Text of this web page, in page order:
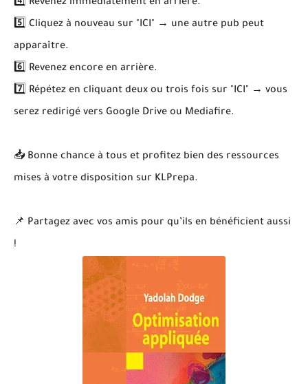
4️⃣ Revenez immédiatement en arrière.
5️⃣ Cliquez à nouveau sur "ICI" → une autre pub peut
apparaître.
6️⃣ Revenez encore en arrière.
7️⃣ Répétez en cliquant deux ou trois fois sur "ICI" → vous
serez redirigé vers Google Drive ou Mediafire.
📥 Bonne chance à tous et profitez bien des ressources
mises à votre disposition sur KLPrepa.
📌 Partagez avec vos amis pour qu’ils en bénéficient aussi
!